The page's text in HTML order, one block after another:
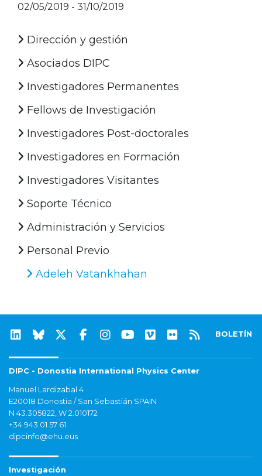
02/05/2019 - 31/10/2019
Dirección y gestión
Asociados DIPC
Investigadores Permanentes
Fellows de Investigación
Investigadores Post-doctorales
Investigadores en Formación
Investigadores Visitantes
Soporte Técnico
Administración y Servicios
Personal Previo
Adeleh Vatankhahan
BOLETÍN
DIPC - Donostia International Physics Center
Manuel Lardizabal 4
E20018 Donostia / San Sebastián SPAIN
N 43.305822, W 2.010172
+34 943 01 57 61
dipcinfo@ehu.eus
Investigación